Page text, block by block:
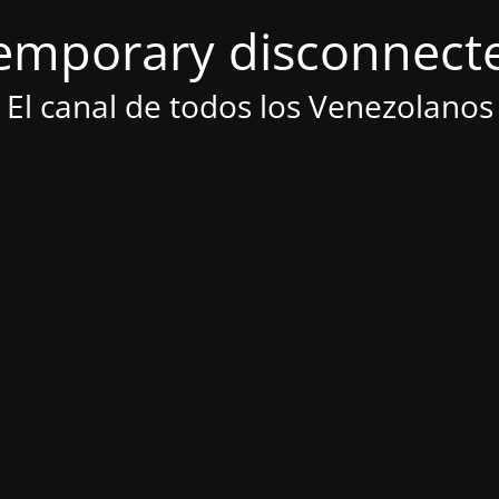
El canal de todos los Venezolanos